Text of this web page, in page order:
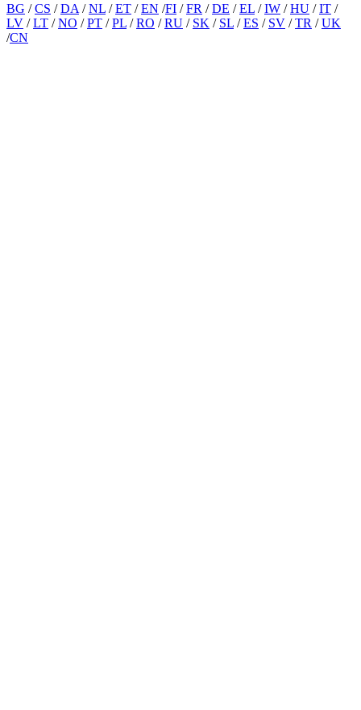
BG /CS /DA /NL /ET /EN /FI /FR /DE /EL /IW /HU /IT /
LV /LT /NO /PT /PL /RO /RU / SK / SL /ES / SV /TR /UK
/CN